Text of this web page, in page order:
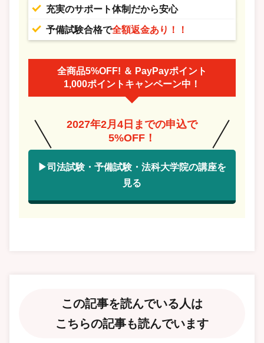
充実のサポート体制だから安心
予備試験合格で全額返金あり！！
全商品5%OFF! ＆ PayPayポイント
1,000ポイントキャンペーン中！
2027年2月4日までの申込で
5%OFF！
▶司法試験・予備試験・法科大学院の講座を
見る
この記事を読んでいる人は
こちらの記事も読んでいます